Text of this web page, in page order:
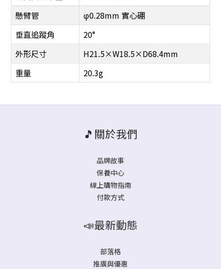
懸臂管
φ0.28mm 實心硼
垂直追蹤角
20°
外形尺寸
H21.5×W18.5×D68.4mm
重量
20.3g
🎵關於我們
品牌故事
保養中心
線上購物指南
付款方式
📣最新動態
部落格
推廣與優惠